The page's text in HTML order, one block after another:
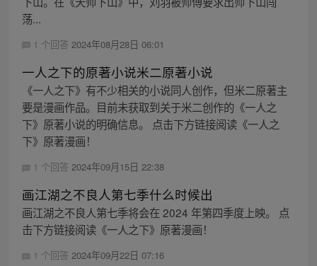
荡...
1 个回答 2024年08月28日 06:01
一人之下的原著小说米二原著小说
《一人之下》有不少相关的小说同人创作，但米二原著主
要是漫画作品。目前未获取到关于米二创作的《一人之
下》原著小说的明确信息。 点击下方链接阅读《一人之
下》原著漫画！
1 个回答 2024年09月15日 22:38
画江湖之不良人第七季什么时候出
画江湖之不良人第七季将会在 2024 年第四季度上映。 点
击下方链接阅读《一人之下》原著漫画！
1 个回答 2024年09月22日 07:16